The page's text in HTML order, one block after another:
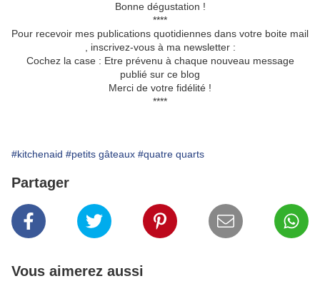
Bonne dégustation !
****
Pour recevoir mes publications quotidiennes dans votre boite mail
, inscrivez-vous à ma newsletter :
Cochez la case : Etre prévenu à chaque nouveau message
publié sur ce blog
Merci de votre fidélité !
****
#kitchenaid #petits gâteaux #quatre quarts
Partager
Vous aimerez aussi